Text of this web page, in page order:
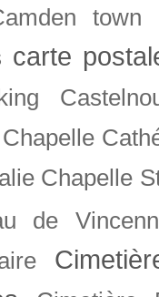
town
carte
Chapelle
de